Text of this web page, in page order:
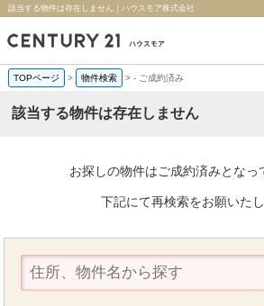
該当する物件は存在しません｜ハウスモア株式会社
TOPページ > 物件検索 >- ご成約済み
該当する物件は存在しません
お探しの物件はご成約済みとなっ
下記にて再検索をお願いたし